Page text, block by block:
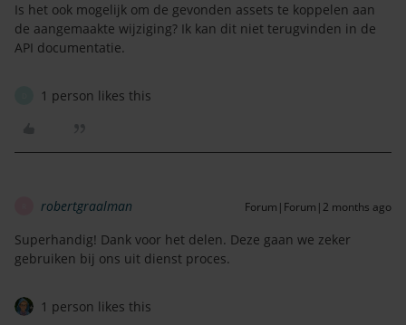
Is het ook mogelijk om de gevonden assets te koppelen aan
de aangemaakte wijziging? Ik kan dit niet terugvinden in de
API documentatie.
1 person likes this
robertgraalman Forum|Forum|2 months ago
Superhandig! Dank voor het delen. Deze gaan we zeker
gebruiken bij ons uit dienst proces.
1 person likes this